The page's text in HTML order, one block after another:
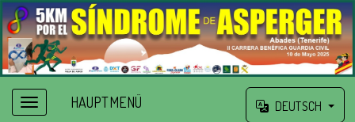
HAUPTMENÜ DEUTSCH